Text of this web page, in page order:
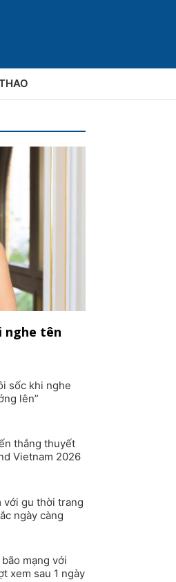
nghe tên
sốc khi nghe
lên”
thắng thuyết
Vietnam 2026
với gu thời trang
ngày càng
mạng với
xem sau 1 ngày